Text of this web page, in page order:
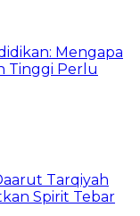
Mengapa
Tinggi Perlu
Tarqiyah
Spirit Tebar